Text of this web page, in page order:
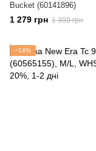
Bucket (60141896)
1 279 грн 1 300 грн
−14%